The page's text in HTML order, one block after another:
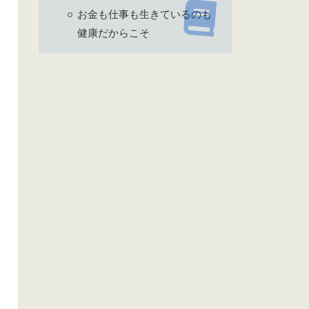
お金も仕事も生きているのも
健康だからこそ